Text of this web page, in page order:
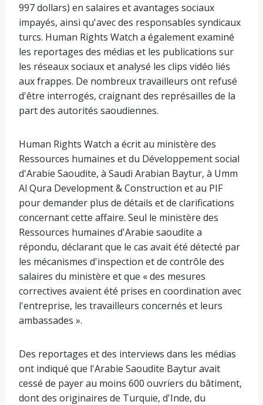
997 dollars) en salaires et avantages sociaux
impayés, ainsi qu'avec des responsables syndicaux
turcs. Human Rights Watch a également examiné
les reportages des médias et les publications sur
les réseaux sociaux et analysé les clips vidéo liés
aux frappes. De nombreux travailleurs ont refusé
d'être interrogés, craignant des représailles de la
part des autorités saoudiennes.
Human Rights Watch a écrit au ministère des
Ressources humaines et du Développement social
d'Arabie Saoudite, à Saudi Arabian Baytur, à Umm
Al Qura Development & Construction et au PIF
pour demander plus de détails et de clarifications
concernant cette affaire. Seul le ministère des
Ressources humaines d'Arabie saoudite a
répondu, déclarant que le cas avait été détecté par
les mécanismes d'inspection et de contrôle des
salaires du ministère et que « des mesures
correctives avaient été prises en coordination avec
l'entreprise, les travailleurs concernés et leurs
ambassades ».
Des reportages et des interviews dans les médias
ont indiqué que l'Arabie Saoudite Baytur avait
cessé de payer au moins 600 ouvriers du bâtiment,
dont des originaires de Turquie, d'Inde, du